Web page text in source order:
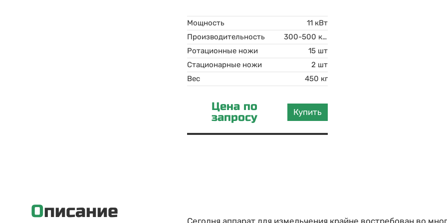
Мощность
11 кВт
Производительность
300-500 кВт
Ротационные ножи
15 шт
Стационарные ножи
2 шт
Вес
450 кг
Цена по
запросу
Купить
Описание Сегодня аппарат для измельчения крайне востребован во